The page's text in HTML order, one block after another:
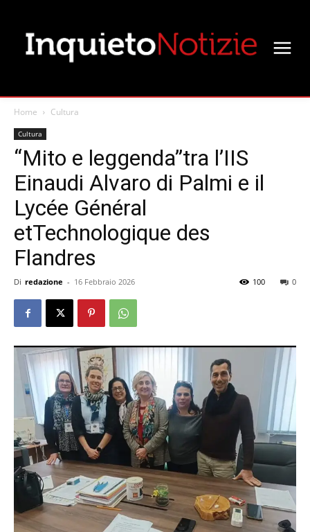
Home Cultura
Cultura
“Mito e leggenda”tra l’IIS
Einaudi Alvaro di Palmi e il
Lycée Général
etTechnologique des
Flandres
Di redazione - 16 Febbraio 2026 0
100